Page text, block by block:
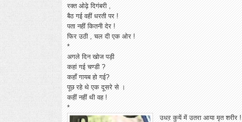
रक्त ओढ़े दिगंबरी ,
बैठ गई वहीं धरती पर !
पता नहीं कितनी देर !
फिर उठी , चल दी एक ओर !
*
अगले दिन खोज पड़ी
कहां गई चण्डी ?
कहाँ गायब हो गई?
पूछ रहे थे एक दूसरे से ।
कहीं नहीं थी वह !
*
उधऱ कुयें में उतरा आया मृत शरीर !